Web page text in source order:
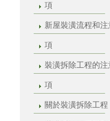
項
新屋裝潢流程和注
項
裝潢拆除工程的注
項
關於裝潢拆除工程